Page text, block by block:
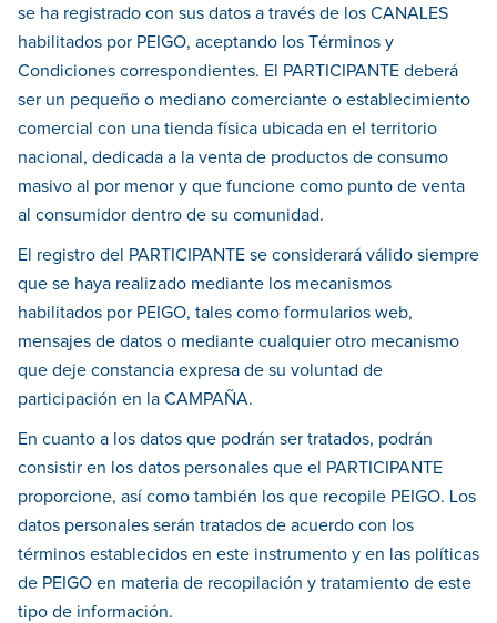
se ha registrado con sus datos a través de los CANALES
habilitados por PEIGO, aceptando los Términos y
Condiciones correspondientes. El PARTICIPANTE deberá
ser un pequeño o mediano comerciante o establecimiento
comercial con una tienda física ubicada en el territorio
nacional, dedicada a la venta de productos de consumo
masivo al por menor y que funcione como punto de venta
al consumidor dentro de su comunidad.
El registro del PARTICIPANTE se considerará válido siempre
que se haya realizado mediante los mecanismos
habilitados por PEIGO, tales como formularios web,
mensajes de datos o mediante cualquier otro mecanismo
que deje constancia expresa de su voluntad de
participación en la CAMPAÑA.
En cuanto a los datos que podrán ser tratados, podrán
consistir en los datos personales que el PARTICIPANTE
proporcione, así como también los que recopile PEIGO. Los
datos personales serán tratados de acuerdo con los
términos establecidos en este instrumento y en las políticas
de PEIGO en materia de recopilación y tratamiento de este
tipo de información.